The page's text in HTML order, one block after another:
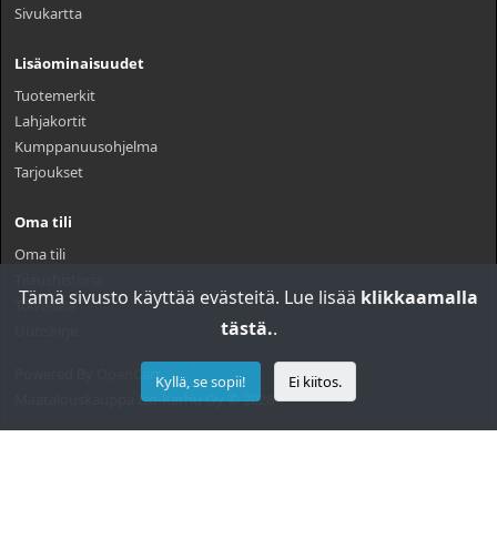
Sivukartta
Lisäominaisuudet
Tuotemerkit
Lahjakortit
Kumppanuusohjelma
Tarjoukset
Oma tili
Oma tili
Toivelista
OpenCart
Maatalouskauppa Iso-Karhu Oy © 2026
Tämä sivusto käyttää evästeitä. Lue lisää klikkaamalla
tästä..
Kyllä, se sopii! Ei kiitos.